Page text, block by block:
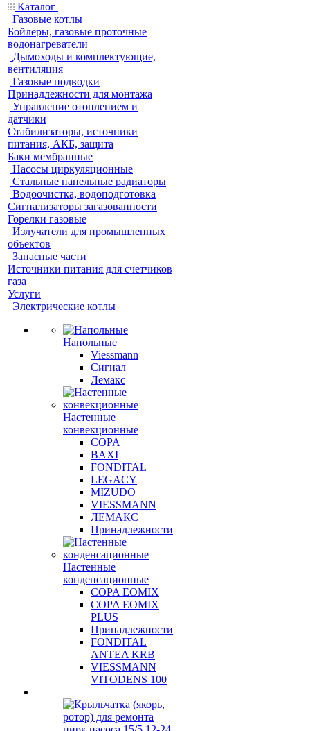
Каталог
Газовые котлы
Бойлеры, газовые проточные
водонагреватели
Дымоходы и комплектующие,
вентиляция
Газовые подводки
Принадлежности для монтажа
Управление отоплением и
датчики
Стабилизаторы, источники
питания, АКБ, защита
Баки мембранные
Насосы циркуляционные
Стальные панельные радиаторы
Водоочистка, водоподготовка
Сигнализаторы загазованности
Горелки газовые
Излучатели для промышленных
объектов
Запасные части
Источники питания для счетчиков
газа
Услуги
Электрические котлы
Напольные
Viessmann
Сигнал
Лемакс
Настенные
конвекционные
COPA
BAXI
FONDITAL
LEGACY
MIZUDO
VIESSMANN
ЛЕМАКС
Принадлежности
Настенные
конденсационные
COPA EOMIX
COPA EOMIX
PLUS
Принадлежности
FONDITAL
ANTEA KRB
VIESSMANN
VITODENS 100